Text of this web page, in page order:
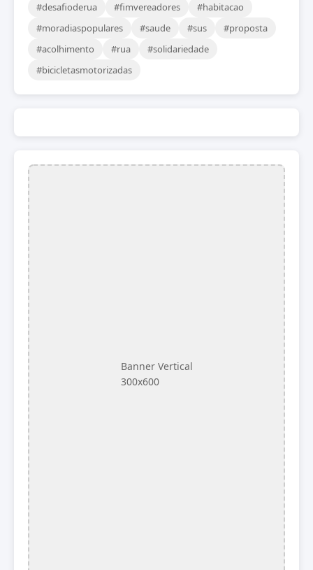
#desafioderua
#fimvereadores
#habitacao
#moradiaspopulares
#saude #sus
#proposta
#acolhimento
#rua
#solidariedade
#bicicletasmotorizadas
Banner Vertical
300x600